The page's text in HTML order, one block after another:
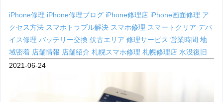
iPhone修理 iPhone修理ブログ iPhone修理店 iPhone画面修理 ア
クセス方法 スマホトラブル解決 スマホ修理 スマートクリアデバ
イス修理バッテリー交換伏古エリア修理サービス営業時間地
域密着 店舗情報 店舗紹介札幌スマホ修理札幌修理店水没復旧
2021-06-24